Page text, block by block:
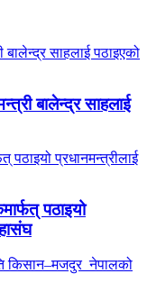
बालेन्द्र साहलाई
पठाइयो